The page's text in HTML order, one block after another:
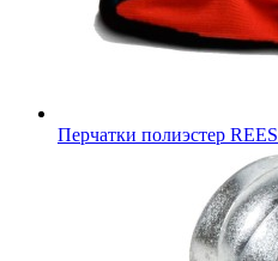
Перчатки полиэстер REES